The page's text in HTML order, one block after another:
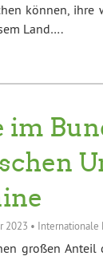
können,
Land….
im
2023 • Internationale
großen